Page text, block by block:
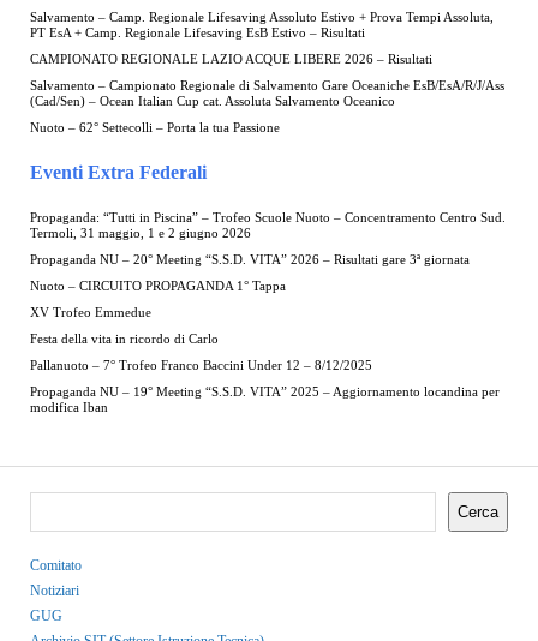
Salvamento – Camp. Regionale Lifesaving Assoluto Estivo + Prova Tempi Assoluta,
PT EsA + Camp. Regionale Lifesaving EsB Estivo – Risultati
CAMPIONATO REGIONALE LAZIO ACQUE LIBERE 2026 – Risultati
Salvamento – Campionato Regionale di Salvamento Gare Oceaniche EsB/EsA/R/J/Ass
(Cad/Sen) – Ocean Italian Cup cat. Assoluta Salvamento Oceanico
Nuoto – 62° Settecolli – Porta la tua Passione
Eventi Extra Federali
Propaganda: “Tutti in Piscina” – Trofeo Scuole Nuoto – Concentramento Centro Sud.
Termoli, 31 maggio, 1 e 2 giugno 2026
Propaganda NU – 20° Meeting “S.S.D. VITA” 2026 – Risultati gare 3ª giornata
Nuoto – CIRCUITO PROPAGANDA 1° Tappa
XV Trofeo Emmedue
Festa della vita in ricordo di Carlo
Pallanuoto – 7° Trofeo Franco Baccini Under 12 – 8/12/2025
Propaganda NU – 19° Meeting “S.S.D. VITA” 2025 – Aggiornamento locandina per
modifica Iban
Cerca
Comitato
Notiziari
GUG